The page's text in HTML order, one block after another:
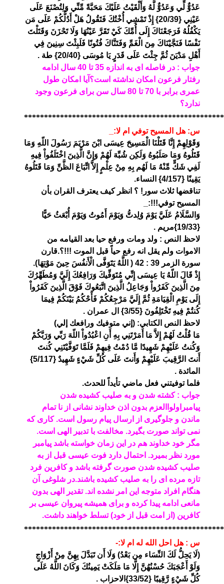
عَدُوٌّ لِّي وَعَدُوٌّ لَّهُ وَأَلْقَيْتُ عَلَيْكَ مَحَبَّةً مِّنِّي وَلِتُصْنَعَ عَلَى
عَيْنِي {20/39} إِذْ تَمْشِي أُخْتُكَ فَتَقُولُ هَلْ أَدُلُّكُمْ عَلَى مَن
يَكْفُلُهُ فَرَجَعْنَاكَ إِلَى أُمِّكَ كَيْ تَقَرَّ عَيْنُهَا وَلَا تَحْزَنَ وَقَتَلْتَ
نَفْسًا فَنَجَّيْنَاكَ مِنَ الْغَمِّ وَفَتَنَّاكَ فُتُونًا فَلَبِثْتَ سِنِينَ فِي
أَهْلِ مَدْيَنَ ثُمَّ جِئْتَ عَلَى قَدَرٍ يَا مُوسَى {20/40} طة .
جواب : در فاصله ای به اندازه 35 تا 40 سال ادامه
رفتار فرعون امکان نداشته است؟آیا امکان طول
عمری برابر با 70 تا 80 سال سن برای فرعون وجود
ندارد؟
س: هل المسيح توفي ام لا:_
وَقَوْلِهِمْ إِنَّا قَتَلْنَا الْمَسِيحَ عِيسَى ابْنَ مَرْيَمَ رَسُولَ اللّهِ وَمَا
قَتَلُوهُ وَمَا صَلَبُوهُ وَلَكِن شُبِّهَ لَهُمْ وَإِنَّ الَّذِينَ اخْتَلَفُواْ فِيهِ
لَفِي شَكٍّ مِّنْهُ مَا لَهُم بِهِ مِنْ عِلْمٍ إِلاَّ اتِّبَاعَ الظَّنِّ وَمَا قَتَلُوهُ
يَقِينًا {4/157} النساء.
تناقضها ثلاث سور! ؟ انظر كيف يعترف القران بأن
المسيح توفي!!!:_
وَالسَّلَامُ عَلَيَّ يَوْمَ وُلِدتُّ وَيَوْمَ أَمُوتُ وَيَوْمَ أُبْعَثُ حَيًّا
{19/33}مريم .
لاحظ النص : ولد ومات ورفع حيا بعد القيامه من
الاموات ولم يقل انه رفع حياً قبل الموت !!!؟.قارن
سورة الزمر 39 : 42 ( اللَّهُ يَتَوَفَّى الْأَنفُسَ حِينَ مَوْتِهَا).
إِذْ قَالَ اللّهُ يَا عِيسَى إِنِّي مُتَوَفِّيكَ وَرَافِعُكَ إِلَيَّ وَمُطَهِّرُكَ
مِنَ الَّذِينَ كَفَرُواْ وَجَاعِلُ الَّذِينَ اتَّبَعُوكَ فَوْقَ الَّذِينَ كَفَرُواْ
إِلَى يَوْمِ الْقِيَامَةِ ثُمَّ إِلَيَّ مَرْجِعُكُمْ فَأَحْكُمُ بَيْنَكُمْ فِيمَا
كُنتُمْ فِيهِ تَخْتَلِفُونَ {3/55} ال عمران .
لاحظ النص الكتابي: (إني متوفيك ورافعك إلي)
مَا قُلْتُ لَهُمْ إِلاَّ مَا أَمَرْتَنِي بِهِ أَنِ اعْبُدُواْ اللّهَ رَبِّي وَرَبَّكُمْ
وَكُنتُ عَلَيْهِمْ شَهِيدًا مَّا دُمْتُ فِيهِمْ فَلَمَّا تَوَفَّيْتَنِي كُنتَ
أَنتَ الرَّقِيبَ عَلَيْهِمْ وَأَنتَ عَلَى كُلِّ شَيْءٍ شَهِيدٌ {5/117}
المائدة .
فلما توفيتني فعل ماضي تأيداً للحدث.
جواب : کشته شدن و به صلیب کشیده شدن
پیامبر اولواالعزم بدون اذن خداوند نشانی از نا تمام
ماندن و جلوگیری از ارسال پیام رسول است. کاری که
نمی تواند صورت بگیرد. مخالفت با تدبیر الهی است.
مگر خود خداوند هم در این زمان خواسته باشد پیامبر
مورد نظر بمیرد. احتمال دارد فوت عیسی قبل از به
صلیب کشیده شدن صورت گرفته باشد و کافرین فرد
تازه مرده ای را به صلیب کشیده باشند.در شلوغی آن
هنگام افراد متوجه این امر نشده اند.تقدیر الهی بدون
مانعی ادامه پیدا کرده و برای همیشه پیروان عیسی بر
کافرین (از امت قبل از خود) تسلط خواهند داشت.
س : هل احل الله له ام لا:-
(لَا يَحِلُّ لَكَ النِّسَاء مِن بَعْدُ) وَلَا أَن تَبَدَّلَ بِهِنَّ مِنْ أَزْوَاجٍ
وَلَوْ أَعْجَبَكَ حُسْنُهُنَّ إِلَّا مَا مَلَكَتْ يَمِينُكَ وَكَانَ اللَّهُ عَلَى
كُلِّ شَيْءٍ رَّقِيبًا {33/52}الاحزاب .